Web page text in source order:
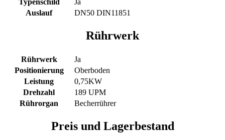
Auslauf
DN50 DIN11851
Rührwerk
Rührwerk
Ja
Positionierung
Oberboden
Leistung
0,75KW
Drehzahl
189 UPM
Rührorgan
Becherrührer
Preis und Lagerbestand